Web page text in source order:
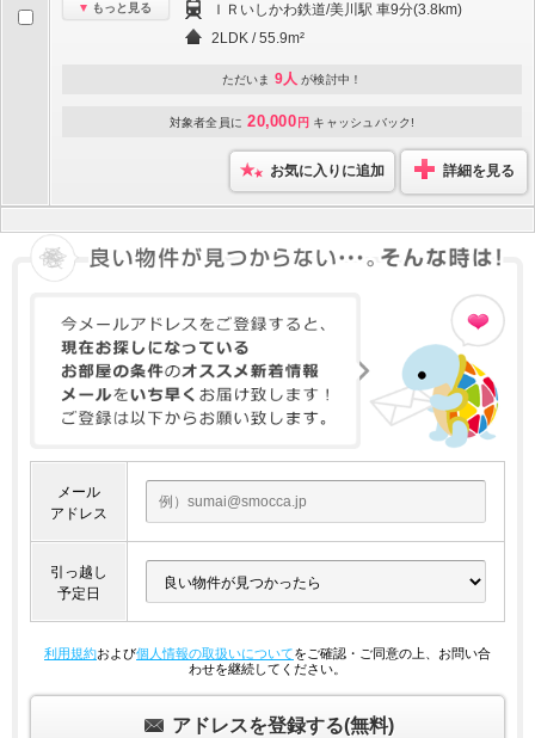
もっと見る
ＩＲいしかわ鉄道/美川駅 車9分(3.8km)
2LDK / 55.9m²
ただいま 9人 が検討中！
対象者全員に 20,000 円 キャッシュバック!
お気に入りに追加 詳細を見る
メール
アドレス
引っ越し
予定日
利用規約および個人情報の取扱いについてをご確認・ご同意の上、お問い合
わせを継続してください。
アドレスを登録する(無料)